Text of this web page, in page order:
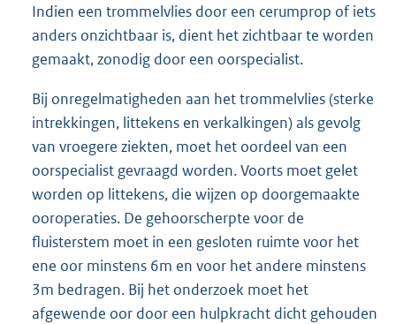
Indien een trommelvlies door een cerumprop of iets
anders onzichtbaar is, dient het zichtbaar te worden
gemaakt, zonodig door een oorspecialist.
Bij onregelmatigheden aan het trommelvlies (sterke
intrekkingen, littekens en verkalkingen) als gevolg
van vroegere ziekten, moet het oordeel van een
oorspecialist gevraagd worden. Voorts moet gelet
worden op littekens, die wijzen op doorgemaakte
ooroperaties. De gehoorscherpte voor de
fluisterstem moet in een gesloten ruimte voor het
ene oor minstens 6m en voor het andere minstens
3m bedragen. Bij het onderzoek moet het
afgewende oor door een hulpkracht dicht gehouden